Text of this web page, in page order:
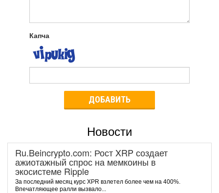
Капча
ДОБАВИТЬ
Новости
Ru.Beincrypto.com: Рост XRP создает
ажиотажный спрос на мемкоины в
экосистеме Ripple
За последний месяц курс XPR взлетел более чем на 400%.
Впечатляющее ралли вызвало...